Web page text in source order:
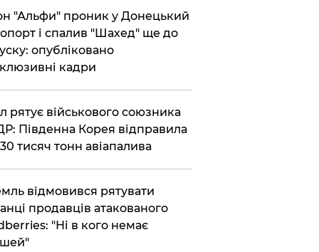
"Альфи" проник у Донецький
і спалив "Шахед" ще до
опубліковано
кадри
рятує військового союзника
Південна Корея відправила
тисяч тонн авіапалива
відмовився рятувати
продавців атакованого
"Ні в кого немає